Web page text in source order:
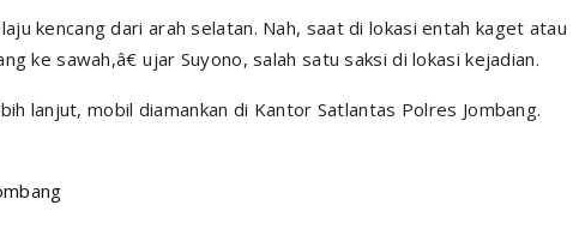
kencang dari arah selatan. Nah, saat di lokasi entah kaget atau
ke sawah,â€ ujar Suyono, salah satu saksi di lokasi kejadian.
lanjut, mobil diamankan di Kantor Satlantas Polres Jombang.